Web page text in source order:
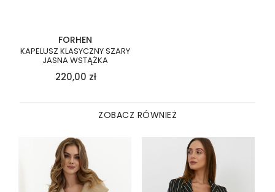
FORHEN
KAPELUSZ KLASYCZNY SZARY
JASNA WSTĄŻKA
220,00 zł
ZOBACZ RÓWNIEŻ